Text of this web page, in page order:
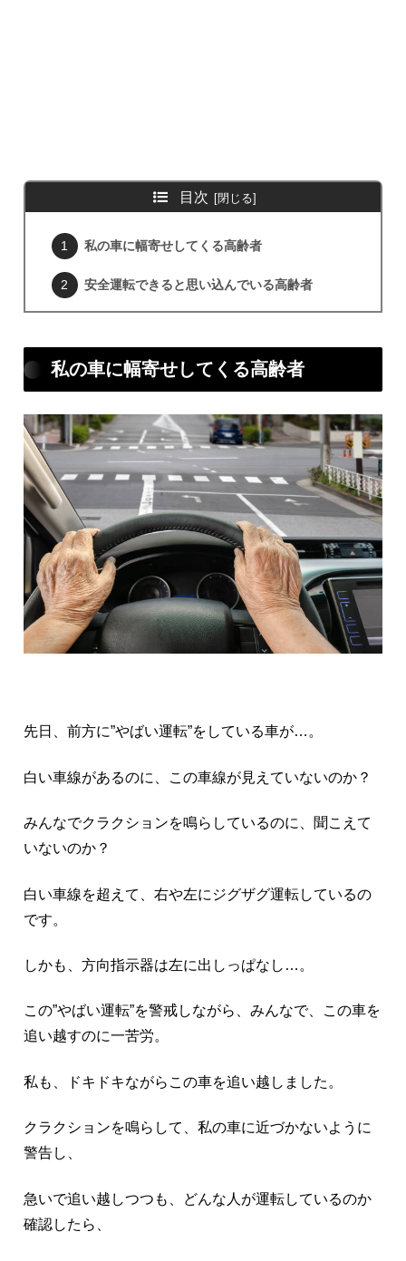
目次
私の車に幅寄せしてくる高齢者
安全運転できると思い込んでいる高齢者
私の車に幅寄せしてくる高齢者
先日、前方に”やばい運転”をしている車が…。
白い車線があるのに、この車線が見えていないのか？
みんなでクラクションを鳴らしているのに、聞こえて
いないのか？
白い車線を超えて、右や左にジグザグ運転しているの
です。
しかも、方向指示器は左に出しっぱなし…。
この”やばい運転”を警戒しながら、みんなで、この車を
追い越すのに一苦労。
私も、ドキドキながらこの車を追い越しました。
クラクションを鳴らして、私の車に近づかないように
警告し、
急いで追い越しつつも、どんな人が運転しているのか
確認したら、